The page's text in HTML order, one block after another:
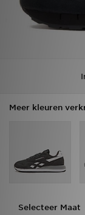
Meer kleuren
Selecteer Maat
Sports
Klantenservice
Download de app
Wie wij zijn